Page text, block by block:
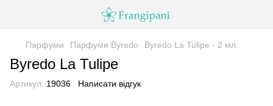
Парфуми Парфуми Byredo Byredo La Tulipe - 2 мл.
Byredo La Tulipe
Артикул: 19036 Написати відгук